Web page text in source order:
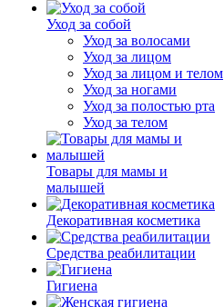
Уход за собой
Уход за волосами
Уход за лицом
Уход за лицом и телом
Уход за ногами
Уход за полостью рта
Уход за телом
Товары для мамы и
малышей
Декоративная косметика
Средства реабилитации
Гигиена